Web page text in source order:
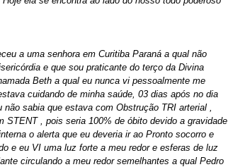
a uma senhora em Curitiba Paraná a qual não
e que sou praticante do terço da Divina
Beth a qual eu nunca vi pessoalmente me
cuidando de minha saúde, 03 dias após no dia
sabia que estava com Obstrução TRI arterial ,
STENT , pois seria 100% de óbito devido a gravidade
o alerta que eu deveria ir ao Pronto socorro e
e eu VI uma luz forte a meu redor e esferas de luz
circulando a meu redor semelhantes a qual Pedro